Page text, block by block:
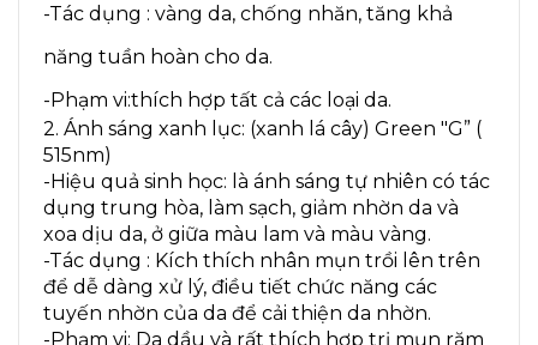
-Tác dụng : vàng da, chống nhăn, tăng khả
năng tuần hoàn cho da.
-Phạm vi:thích hợp tất cả các loại da.
2. Ánh sáng xanh lục: (xanh lá cây) Green "G” (
515nm)
-Hiệu quả sinh học: là ánh sáng tự nhiên có tác
dụng trung hòa, làm sạch, giảm nhờn da và
xoa dịu da, ở giữa màu lam và màu vàng.
-Tác dụng : Kích thích nhân mụn trồi lên trên
để dễ dàng xử lý, điều tiết chức năng các
tuyến nhờn của da để cải thiện da nhờn.
-Phạm vi: Da dầu và rất thích hợp trị mụn răm